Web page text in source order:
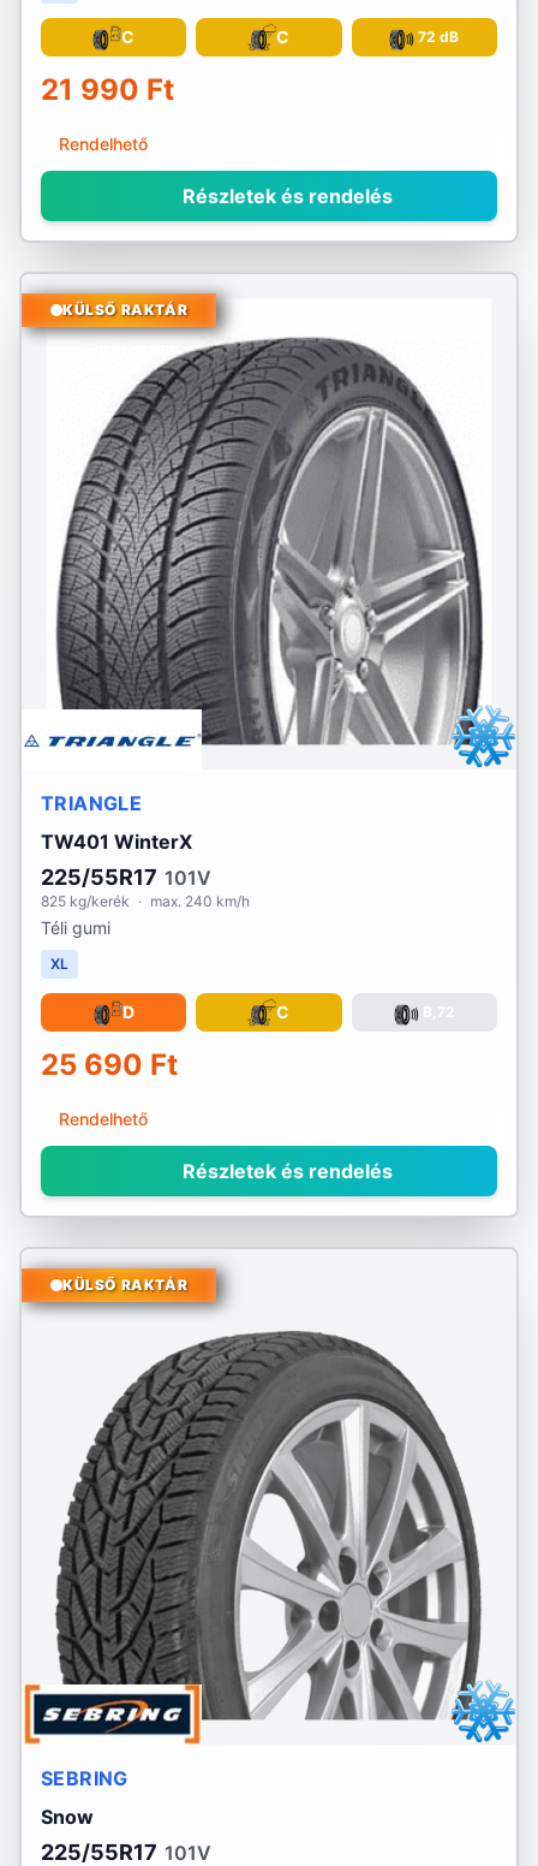
C C 72 dB
21 990 Ft
Rendelhető
Részletek és rendelés
KÜLSŐ RAKTÁR
TRIANGLE
TW401 WinterX
225/55R17 101V
825 kg/kerék · max. 240 km/h
Téli gumi
XL
D C B,72
25 690 Ft
Rendelhető
Részletek és rendelés
KÜLSŐ RAKTÁR
SEBRING
Snow
225/55R17 101V